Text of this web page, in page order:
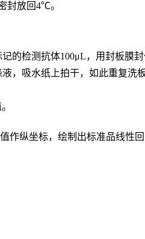
封放回4℃。
记的检测抗体100μL，用封板膜
，吸水纸上拍干，如此重复洗
作纵坐标，绘制出标准品线性